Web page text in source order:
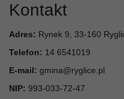
Kontakt
Adres: Rynek 9, 33-160
Telefon: 14 6541019
E-mail: gmina@ryglice.pl
NIP: 993-033-72-47